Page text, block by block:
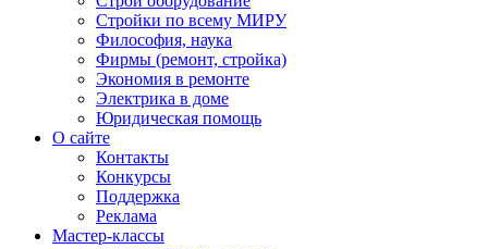
Стройки по всему МИРУ
Философия, наука
Фирмы (ремонт, стройка)
Экономия в ремонте
Электрика в доме
Юридическая помощь
О сайте
Контакты
Конкурсы
Поддержка
Реклама
Мастер-классы